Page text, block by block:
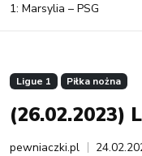
1: Marsylia – PSG
Ligue 1 Piłka nożna
(26.02.2023)
pewniaczki.pl